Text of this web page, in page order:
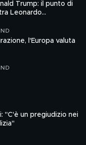
Trump: il punto di
Leonardo
l'Europa valuta
"C'è un pregiudizio nei